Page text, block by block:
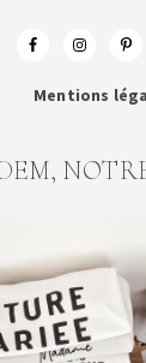
Mentions